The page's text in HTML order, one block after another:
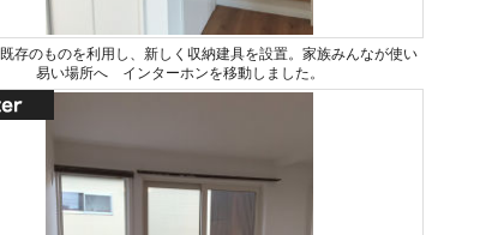
存のものを利用し、新しく収納建具を設置。家族みんなが使い
易い場所へ インターホンを移動しました。